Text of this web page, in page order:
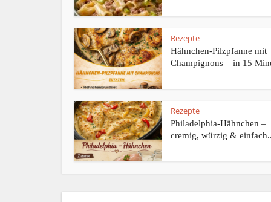
Rezepte
Hähnchen-Pilzpfanne mit
Champignons – in 15
Rezepte
Philadelphia-Hähnchen –
cremig, würzig &